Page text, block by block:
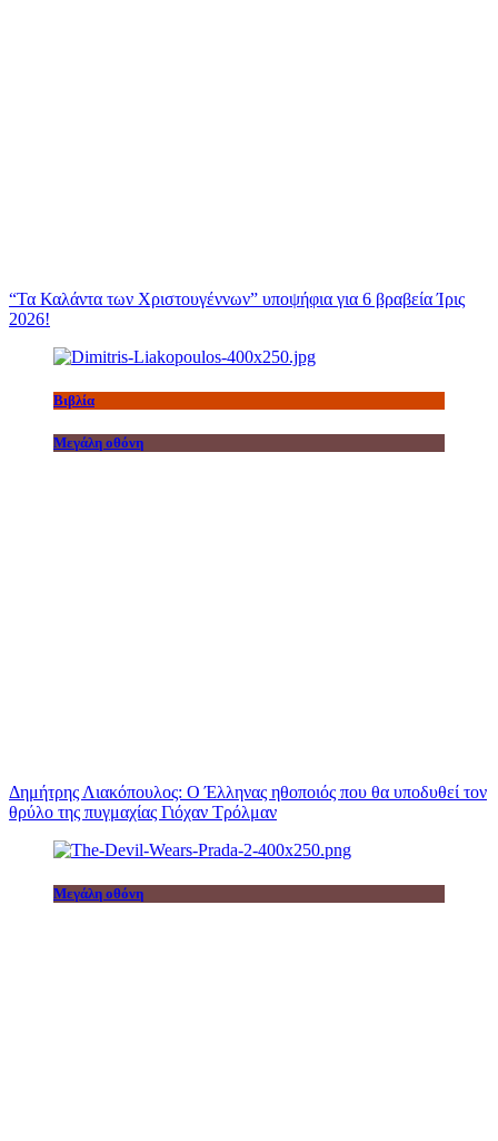
“Τα Καλάντα των Χριστουγέννων” υποψήφια για 6 βραβεία Ίρις
2026!
Βιβλία
Μεγάλη οθόνη
Δημήτρης Λιακόπουλος: Ο Έλληνας ηθοποιός που θα υποδυθεί τον
θρύλο της πυγμαχίας Γιόχαν Τρόλμαν
Μεγάλη οθόνη